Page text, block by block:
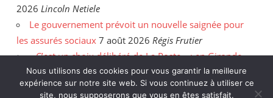
2026 Lincoln Netiele
Le gouvernement prévoit un nouvelle saignée pour
les assurés sociaux 7 août 2026 Régis Frutier
« C’est un choix délibéré de La Poste » : en Gironde,
les postiers sommés de rattraper leurs heures 6 août
2026 Yannis Angles
Nous utilisons des cookies pour vous garantir la meilleure
expérience sur notre site web. Si vous continuez à utiliser ce
site, nous supposerons que vous en êtes satisfait.